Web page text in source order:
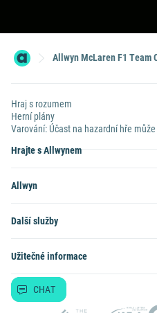
Allwyn McLaren F1 Team
Hraj s rozumem
Herní plány
Varování: Účast na hazardní hře
Hrajte s Allwynem
Allwyn
Další služby
Užitečné informace
CHAT